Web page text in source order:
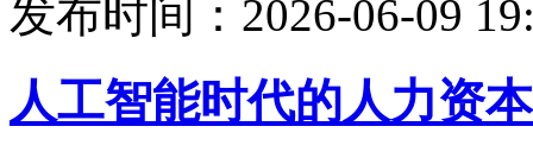
发布时间：2026-06-09
人工智能时代的人力资